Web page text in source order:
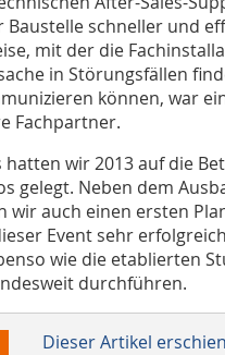
Baustelle schneller und
mit der die
in Störungsfällen
können, war
Fachpartner.
hatten wir 2013 auf die
gelegt. Neben dem
wir auch einen ersten
Event sehr
wie die etablierten
durchführen.
Dieser Artikel